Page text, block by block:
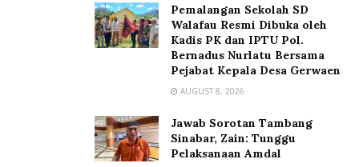
Pemalangan Sekolah SD
Walafau Resmi Dibuka oleh
Kadis PK dan IPTU Pol.
Bernadus Nurlatu Bersama
Pejabat Kepala Desa Gerwaen
AUGUST 8, 2026
Jawab Sorotan Tambang
Sinabar, Zain: Tunggu
Pelaksanaan Amdal